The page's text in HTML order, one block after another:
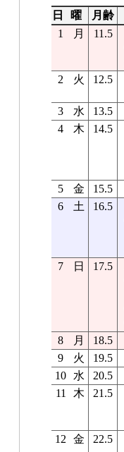
日
曜 月齢
1
月 11.5
2
火 12.5
3
水 13.5
4
木 14.5
5
金 15.5
6
土 16.5
7
日 17.5
8
月 18.5
9
火 19.5
10
水
20.5
11
木 21.5
12
金 22.5